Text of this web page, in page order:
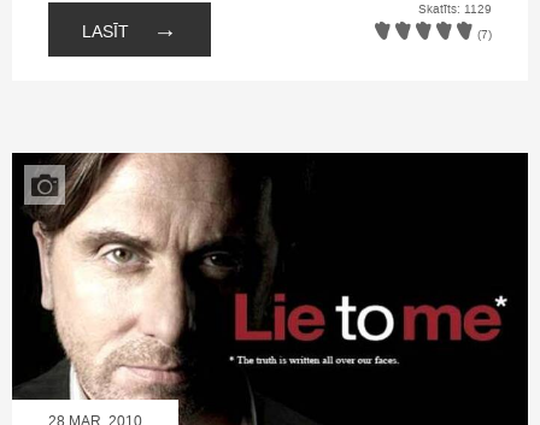
LASĪT →
Skatīts: 1129
(7)